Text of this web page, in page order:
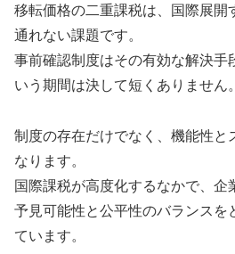
移転価格の二重課税は、国際展開
通れない課題です。
事前確認制度はその有効な解決手
いう期間は決して短くありません。
制度の存在だけでなく、機能性と
なります。
国際課税が高度化するなかで、企
予見可能性と公平性のバランスを
ています。